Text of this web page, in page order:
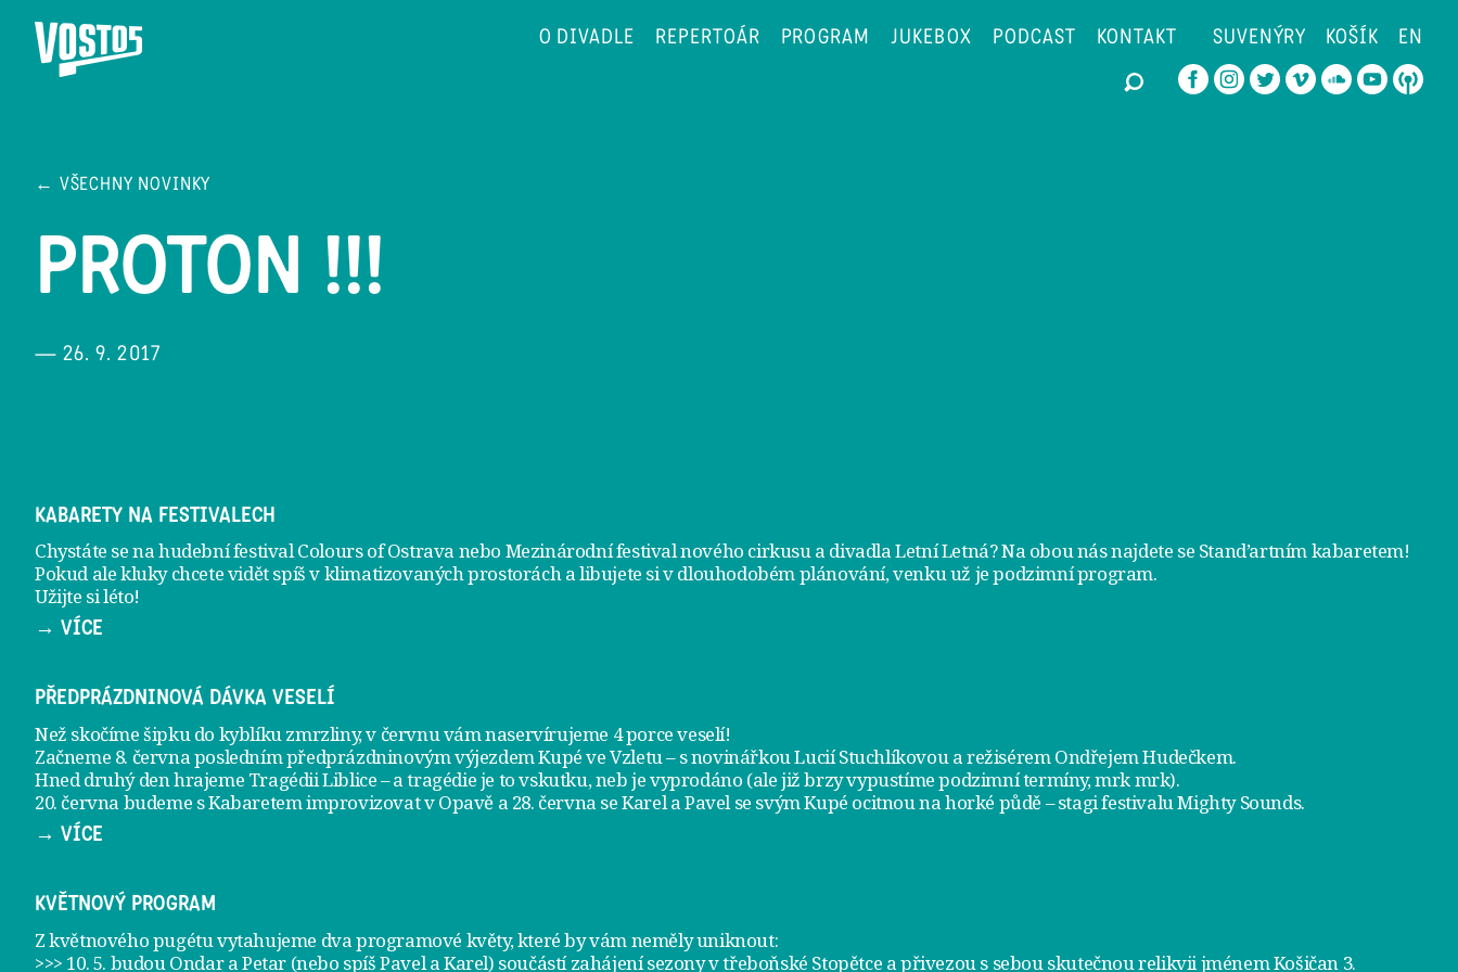
O DIVADLE REPERTOÁR PROGRAM JUKEBOX PODCAST KONTAKT SUVENÝRY KOŠÍK EN
← VŠECHNY NOVINKY
PROTON !!!
— 26. 9. 2017
KABARETY NA FESTIVALECH
Chystáte se na hudební festival Colours of Ostrava nebo Mezinárodní festival nového cirkusu a divadla Letní Letná? Na obou nás najdete se Stand’artním kabaretem!
Pokud ale kluky chcete vidět spíš v klimatizovaných prostorách a libujete si v dlouhodobém plánování, venku už jepodzimní program.
Užijte si léto!
→ VÍCE
PŘEDPRÁZDNINOVÁ DÁVKA VESELÍ
Než skočíme šipku do kyblíku zmrzliny, v červnu vám naservírujeme 4 porce veselí!
Začneme 8. června posledním předprázdninovým výjezdemKupé ve Vzletu– s novinářkou Lucií Stuchlíkovou a režisérem Ondřejem Hudečkem.
Hned druhý den hrajeme Tragédii Liblice– a tragédie je to vskutku, neb je vyprodáno (ale již brzy vypustíme podzimní termíny, mrk mrk).
20. června budeme s Kabaretem improvizovat v Opavě a 28. června se Karel a Pavel se svým Kupé ocitnou na horké půdě – stagi festivalu Mighty Sounds.
→ VÍCE
KVĚTNOVÝ PROGRAM
Z květnového pugétu vytahujeme dva programové květy, které by vám neměly uniknout:
>>> 10. 5. budou Ondar a Petar (nebo spíš Pavel a Karel) součástí zahájení sezony vtřeboňské Stopětce a přivezou s sebou skutečnou relikvii jménemKošičan 3.